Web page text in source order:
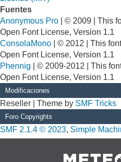
Fuentes
Anonymous Pro | © 2009 | This
Open Font License, Version 1.1
ConsolaMono | © 2012 | This
Open Font License, Version 1.1
Phennig | © 2009-2012 | This
Open Font License, Version 1.1
Modificaciones
Reseller | Theme by SMF Tricks
Foro Copyrights
SMF 2.1.4 © 2023, Simple